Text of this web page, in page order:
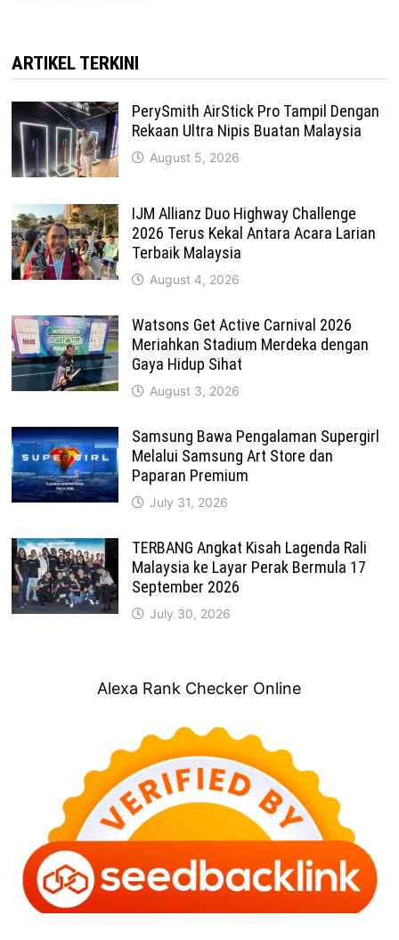
ARTIKEL TERKINI
PerySmith AirStick Pro Tampil Dengan
Rekaan Ultra Nipis Buatan Malaysia
August 5, 2026
IJM Allianz Duo Highway Challenge
2026 Terus Kekal Antara Acara Larian
Terbaik Malaysia
August 4, 2026
Watsons Get Active Carnival 2026
Meriahkan Stadium Merdeka dengan
Gaya Hidup Sihat
August 3, 2026
Samsung Bawa Pengalaman Supergirl
Melalui Samsung Art Store dan
Paparan Premium
July 31, 2026
TERBANG Angkat Kisah Lagenda Rali
Malaysia ke Layar Perak Bermula 17
September 2026
July 30, 2026
Alexa Rank Checker Online